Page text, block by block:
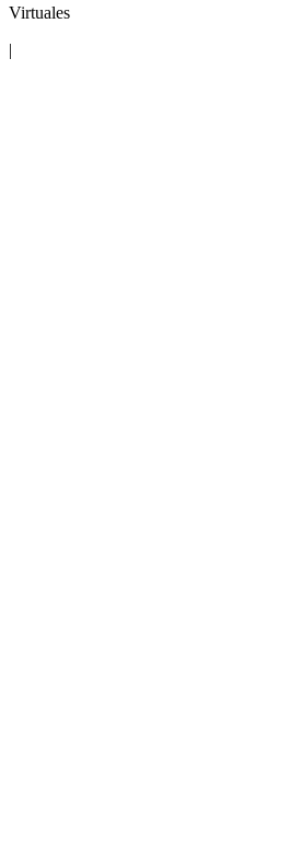
Virtuales
|